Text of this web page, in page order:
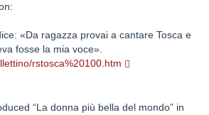
«Da ragazza provai a cantare Tosca e
fosse la mia voce».
rstosca%20100.htm
“La donna più bella del mondo” in